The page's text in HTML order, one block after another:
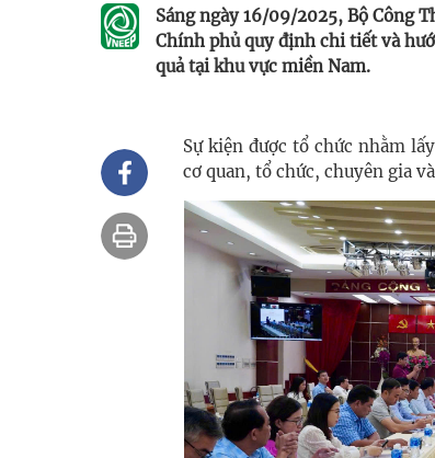
Sáng ngày 16/09/2025, Bộ Công
Chính phủ quy định chi tiết và
quả tại khu vực miền Nam.
Sự kiện được tổ chức nhằm
cơ quan, tổ chức, chuyên gia